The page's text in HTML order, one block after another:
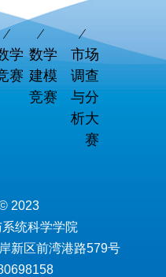
学
赛
数学
建模
竞赛
市场
调查
与分
析大
赛
2023
统科学学院
新区前湾港路579号